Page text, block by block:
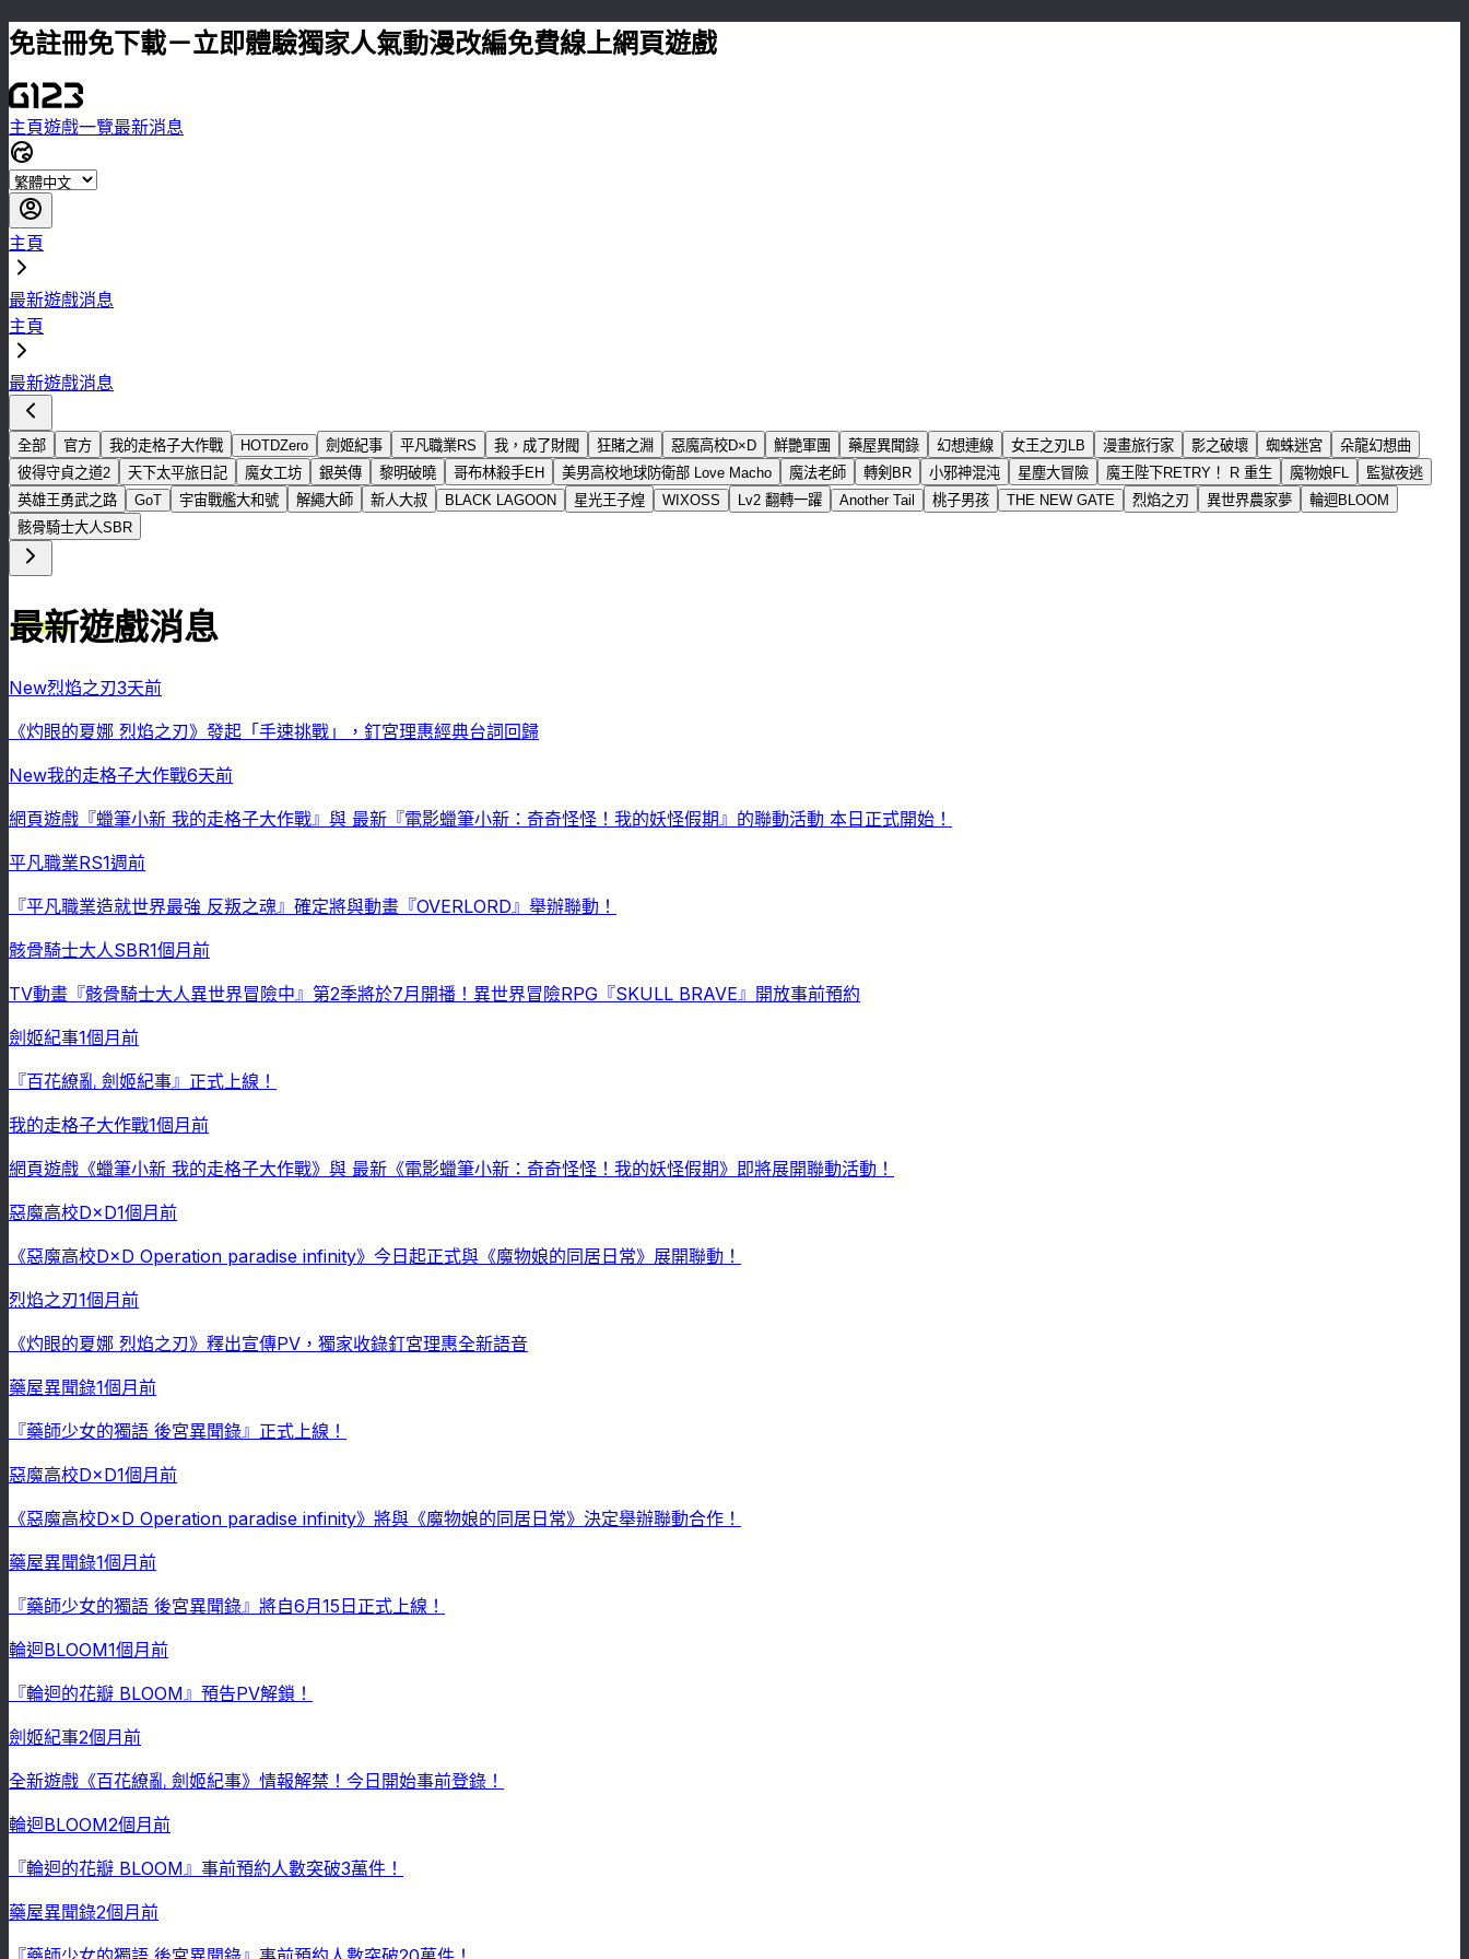
免註冊免下載－立即體驗獨家人氣動漫改編免費線上網頁遊戲
主頁遊戲一覽最新消息
主頁
最新遊戲消息
主頁
最新遊戲消息
全部 官方 我的走格子大作戰 HOTDZero 劍姬紀事 平凡職業RS 我，成了財閥 狂賭之淵 惡魔高校D×D 鮮艷軍團 藥屋異聞錄 幻想連線 女王之刃LB 漫畫旅行家 影之破壞 蜘蛛迷宮
朵龍幻想曲
彼得守貞之道2
天下太平旅日記 魔女工坊 銀英傳 黎明破曉 哥布林殺手EH 美男高校地球防衛部 Love Macho 魔法老師 轉剣BR 小邪神混沌 星塵大冒險 魔王陛下RETRY！ R 重生 魔物娘FL
監獄夜逃
英雄王勇武之路
GoT 宇宙戰艦大和號 解繩大師 新人大叔 BLACK LAGOON 星光王子煌 WIXOSS Lv2 翻轉一躍 Another Tail 桃子男孩 THE NEW GATE 烈焰之刃 異世界農家夢
輪迴BLOOM
骸骨騎士大人SBR
最新遊戲消息
New烈焰之刃3天前
《灼眼的夏娜 烈焰之刃》發起「手速挑戰」，釘宮理惠經典台詞回歸
New我的走格子大作戰6天前
網頁遊戲『蠟筆小新 我的走格子大作戰』與 最新『電影蠟筆小新：奇奇怪怪！我的妖怪假期』的聯動活動 本日正式開始！
平凡職業RS1週前
『平凡職業造就世界最強 反叛之魂』確定將與動畫『OVERLORD』舉辦聯動！
骸骨騎士大人SBR1個月前
TV動畫『骸骨騎士大人異世界冒險中』第2季將於7月開播！異世界冒險RPG『SKULL BRAVE』開放事前預約
劍姬紀事1個月前
『百花繚亂 劍姬紀事』正式上線！
我的走格子大作戰1個月前
網頁遊戲《蠟筆小新 我的走格子大作戰》與 最新《電影蠟筆小新：奇奇怪怪！我的妖怪假期》即將展開聯動活動！
惡魔高校D×D1個月前
《惡魔高校D×D Operation paradise infinity》今日起正式與《魔物娘的同居日常》展開聯動！
烈焰之刃1個月前
《灼眼的夏娜 烈焰之刃》釋出宣傳PV，獨家收錄釘宮理惠全新語音
藥屋異聞錄1個月前
『藥師少女的獨語 後宮異聞錄』正式上線！
惡魔高校D×D1個月前
《惡魔高校D×D Operation paradise infinity》將與《魔物娘的同居日常》決定舉辦聯動合作！
藥屋異聞錄1個月前
『藥師少女的獨語 後宮異聞錄』將自6月15日正式上線！
輪迴BLOOM1個月前
『輪迴的花瓣 BLOOM』預告PV解鎖！
劍姬紀事2個月前
全新遊戲《百花繚亂 劍姬紀事》情報解禁！今日開始事前登錄！
輪迴BLOOM2個月前
『輪迴的花瓣 BLOOM』事前預約人數突破3萬件！
藥屋異聞錄2個月前